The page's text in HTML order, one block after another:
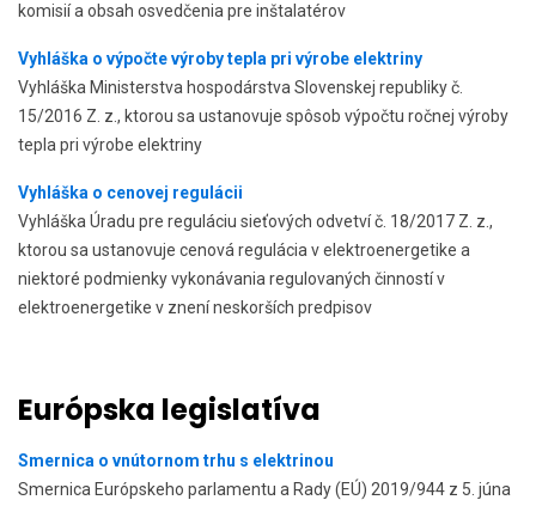
komisií a obsah osvedčenia pre inštalatérov
Vyhláška o výpočte výroby tepla pri výrobe elektriny
Vyhláška Ministerstva hospodárstva Slovenskej republiky č.
15/2016 Z. z., ktorou sa ustanovuje spôsob výpočtu ročnej výroby
tepla pri výrobe elektriny
Vyhláška o cenovej regulácii
Vyhláška Úradu pre reguláciu sieťových odvetví č. 18/2017 Z. z.,
ktorou sa ustanovuje cenová regulácia v elektroenergetike a
niektoré podmienky vykonávania regulovaných činností v
elektroenergetike v znení neskorších predpisov
Európska legislatíva
Smernica o vnútornom trhu s elektrinou
Smernica Európskeho parlamentu a Rady (EÚ) 2019/944 z 5. júna